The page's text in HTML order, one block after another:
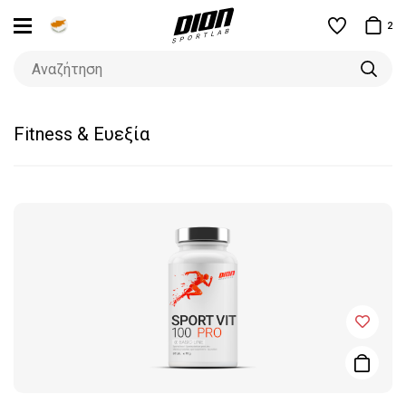
2
Fitness & Ευεξία